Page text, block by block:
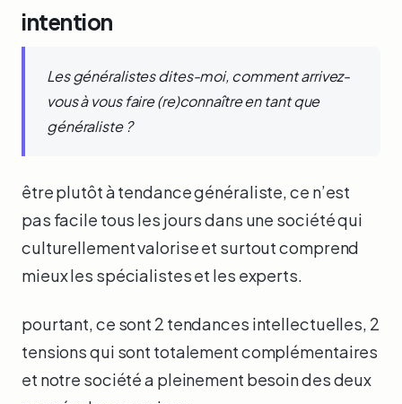
intention
Les généralistes dites-moi, comment arrivez-
vous à vous faire (re)connaître en tant que
généraliste ?
être plutôt à tendance généraliste, ce n’est
pas facile tous les jours dans une société qui
culturellement valorise et surtout comprend
mieux les spécialistes et les experts.
pourtant, ce sont 2 tendances intellectuelles, 2
tensions qui sont totalement complémentaires
et notre société a pleinement besoin des deux